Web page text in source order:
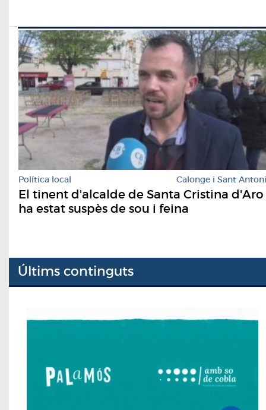
Política local Calonge i Sant Antoni
El tinent d'alcalde de Santa Cristina d'Aro
ha estat suspès de sou i feina
Últims continguts